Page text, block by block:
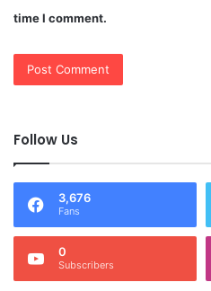
time I comment.
Follow Us
3,676
Fans
0
Subscribers